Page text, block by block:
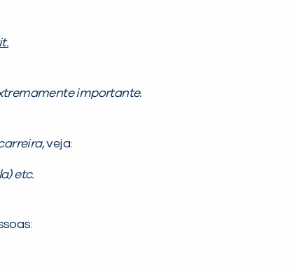
importante.
veja:
etc.